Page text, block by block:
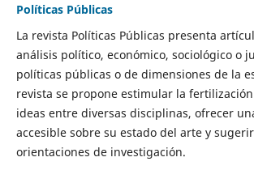
Políticas Públicas
La revista Políticas Públicas presenta
análisis político, económico, sociológico o
políticas públicas o de dimensiones de la
revista se propone estimular la
ideas entre diversas disciplinas, ofrecer
accesible sobre su estado del arte y
orientaciones de investigación.